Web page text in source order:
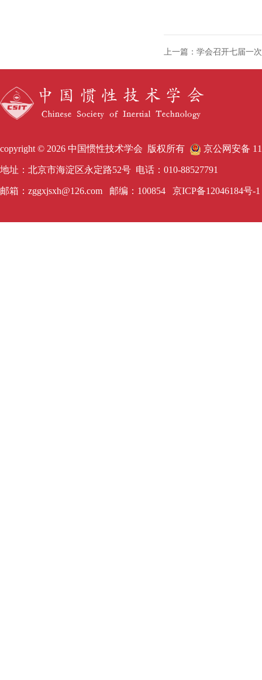
上一篇：学会召开七届一
copyright © 2026 中国惯性技术学会 版权所有 京公网安备
地址：北京市海淀区永定路52号 电话：010-88527791
邮箱：zggxjsxh@126.com 邮编：100854 京ICP备12046184号-1